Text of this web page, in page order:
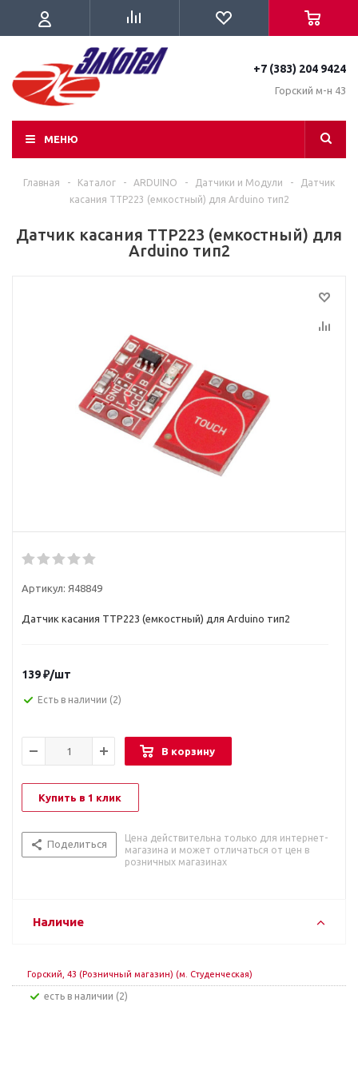
+7 (383) 204 9424
Горский м-н 43
МЕНЮ
Главная - Каталог - ARDUINO - Датчики и Модули -
Датчик
касания TTP223 (емкостный) для Arduino тип2
Датчик касания TTP223 (емкостный) для
Arduino тип2
Артикул: Я48849
Датчик касания TTP223 (емкостный) для Arduino тип2
139₽/шт
Есть в наличии (2)
В корзину
Купить в 1 клик
Поделиться
Цена действительна только для интернет-
магазина и может отличаться от цен в
розничных магазинах
Наличие
Горский, 43 (Розничный магазин) (м. Студенческая)
Есть в наличии (2)